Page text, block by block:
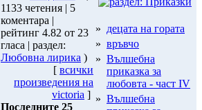
1133 четения | 5
коментара |
рейтинг 4.82 от 23
гласа | раздел:
Любовна лирика )
[ всички
произведения на
victoria ]
Последните 25
» децата на гората
» връвчо
» Вълшебна
приказка за
любовта - част ІV
» Вълшебна